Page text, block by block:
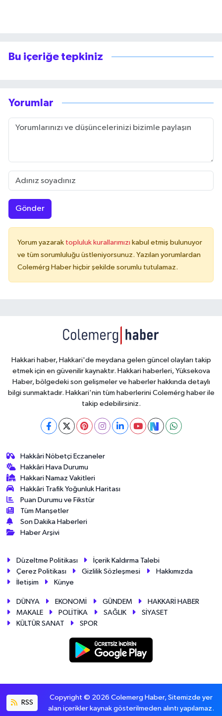
Bu içeriğe tepkiniz
Yorumlar
Gönder
Yorum yazarak topluluk kurallarımızı kabul etmiş bulunuyor
ve tüm sorumluluğu üstleniyorsunuz. Yazılan yorumlardan
Colemérg Haber hiçbir şekilde sorumlu tutulamaz.
Hakkari haber, Hakkari'de meydana gelen güncel olayları takip
etmek için en güvenilir kaynaktır. Hakkari haberleri, Yüksekova
Haber, bölgedeki son gelişmeler ve haberler hakkında detaylı
bilgi sunmaktadır. Hakkari'nin tüm haberlerini Colemérg haber ile
takip edebilirsiniz.
Hakkâri Nöbetçi Eczaneler
Hakkâri Hava Durumu
Hakkari Namaz Vakitleri
Hakkâri Trafik Yoğunluk Haritası
Puan Durumu ve Fikstür
Tüm Manşetler
Son Dakika Haberleri
Haber Arşivi
Düzeltme Politikası
İçerik Kaldırma Talebi
Çerez Politikası
Gizlilik Sözleşmesi
Hakkımızda
İletişim
Künye
DÜNYA EKONOMİ GÜNDEM
HAKKARİ HABER
MAKALE
POLİTİKA SAĞLIK
SİYASET
KÜLTÜR SANAT
SPOR
RSS
Copyright © 2026 Colemerg Haber, Sitemizde yer
alan içerikler kaynak gösterilmeden alıntı yapılamaz.